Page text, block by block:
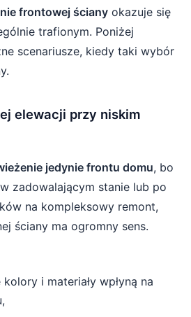
frontowej ściany okazuje się
trafionym. Poniżej
scenariusze, kiedy taki wybór
elewacji przy niskim
jedynie frontu domu, bo
zadowalającym stanie lub po
na kompleksowy remont,
ściany ma ogromny sens.
i materiały wpłyną na